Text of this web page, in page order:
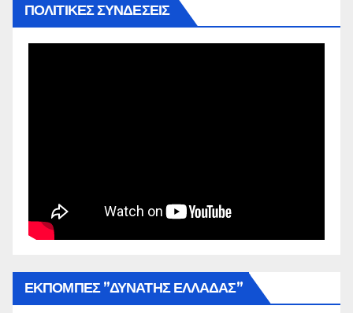
ΠΟΛΙΤΙΚΕΣ ΣΥΝΔΕΣΕΙΣ
ΕΚΠΟΜΠΕΣ ”ΔΥΝΑΤΗΣ ΕΛΛΑΔΑΣ”